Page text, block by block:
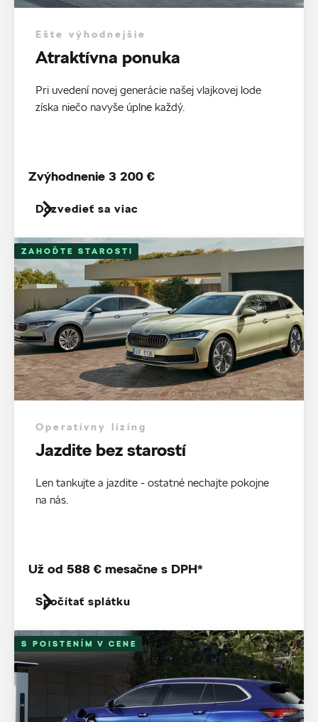
Ešte výhodnejšie
Atraktívna ponuka
Pri uvedení novej generácie našej vlajkovej lode
získa niečo navyše úplne každý.
Dozvedieť sa viac
Zvýhodnenie 3 200 €
ZAHOĎTE STAROSTI
Operatívny lízing
Jazdite bez starostí
Len tankujte a jazdite - ostatné nechajte pokojne
na nás.
Spočítať splátku
Už od 588 € mesačne s DPH*
S POISTENÍM V CENE